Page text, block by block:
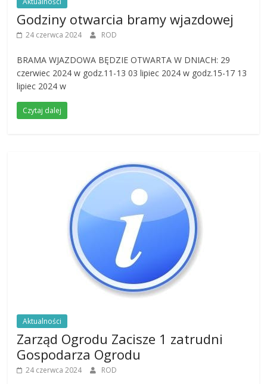
Godziny otwarcia bramy wjazdowej
24 czerwca 2024 ROD
BRAMA WJAZDOWA BĘDZIE OTWARTA W DNIACH: 29
czerwiec 2024 w godz.11-13 03 lipiec 2024 w godz.15-17 13
lipiec 2024 w
Czytaj dalej
Aktualności
Zarząd Ogrodu Zacisze 1 zatrudni
Gospodarza Ogrodu
24 czerwca 2024 ROD